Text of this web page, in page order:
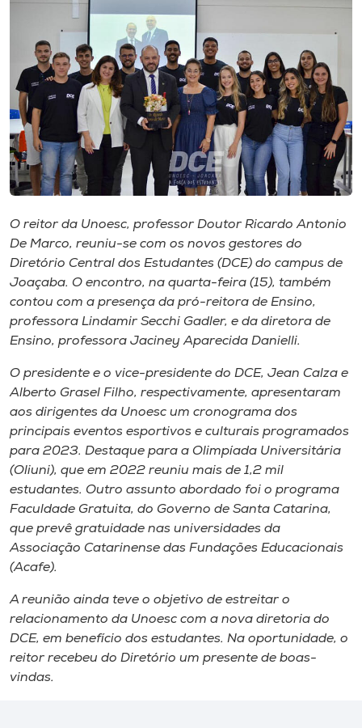
Biblioteca
Editora
Rádio
Unoesc
Store
o idioma
O reitor da Unoesc, professor Doutor Ricardo Antonio
De Marco, reuniu-se com os novos gestores do
Diretório Central dos Estudantes (DCE) do campus de
Joaçaba. O encontro, na quarta-feira (15), também
contou com a presença da pró-reitora de Ensino,
professora Lindamir Secchi Gadler, e da diretora de
Ensino, professora Jaciney Aparecida Danielli.
O presidente e o vice-presidente do DCE, Jean Calza e
Alberto Grasel Filho, respectivamente, apresentaram
aos dirigentes da Unoesc um cronograma dos
principais eventos esportivos e culturais programados
para 2023. Destaque para a Olimpíada Universitária
(Oliuni), que em 2022 reuniu mais de 1,2 mil
estudantes. Outro assunto abordado foi o programa
Faculdade Gratuita, do Governo de Santa Catarina,
que prevê gratuidade nas universidades da
Associação Catarinense das Fundações Educacionais
(Acafe).
A reunião ainda teve o objetivo de estreitar o
relacionamento da Unoesc com a nova diretoria do
DCE, em benefício dos estudantes. Na oportunidade, o
reitor recebeu do Diretório um presente de boas-
vindas.